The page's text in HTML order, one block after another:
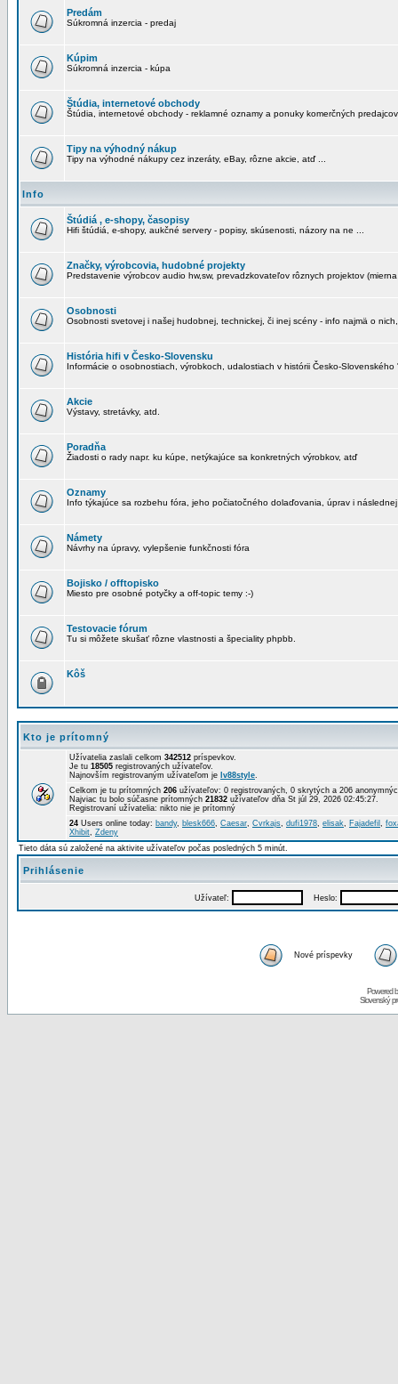
Predám
Súkromná inzercia - predaj
Kúpim
Súkromná inzercia - kúpa
Štúdia, internetové obchody
Štúdia, internetové obchody - reklamné oznamy a ponuky komerčných predajcov
Tipy na výhodný nákup
Tipy na výhodné nákupy cez inzeráty, eBay, rôzne akcie, atď ...
Info
Štúdiá , e-shopy, časopisy
Hifi štúdiá, e-shopy, aukčné servery - popisy, skúsenosti, názory na ne ...
Značky, výrobcovia, hudobné projekty
Predstavenie výrobcov audio hw,sw, prevadzkovateľov rôznych projektov
Osobnosti
Osobnosti svetovej i našej hudobnej, technickej, či inej scény - info najmä o
História hifi v Česko-Slovensku
Informácie o osobnostiach, výrobkoch, udalostiach v histórii Česko-Slovenského
Akcie
Výstavy, stretávky, atd.
Poradňa
Žiadosti o rady napr. ku kúpe, netýkajúce sa konkretných výrobkov, atď
Oznamy
Info týkajúce sa rozbehu fóra, jeho počiatočného dolaďovania, úprav i
Námety
Návrhy na úpravy, vylepšenie funkčnosti fóra
Bojisko / offtopisko
Miesto pre osobné potyčky a off-topic temy :-)
Testovacie fórum
Tu si môžete skušať rôzne vlastnosti a špeciality phpbb.
Kôš
Kto je prítomný
Užívatelia zaslali celkom 342512 príspevkov.
Je tu 18505 registrovaných užívateľov.
Najnovším registrovaným užívateľom je lv88style.
Celkom je tu prítomných 206 užívateľov: 0 registrovaných, 0 skrytých a 206
Najviac tu bolo súčasne prítomných 21832 užívateľov dňa St júl 29, 2026 02:45:27.
Registrovaní užívatelia: nikto nie je prítomný
24 Users online today: bandy, blesk666, Caesar, Cvrkajs, dufi1978, elisak, Fajadefil ,
Xhibit, Zdeny
Tieto dáta sú založené na aktivite užívateľov počas posledných 5 minút.
Prihlásenie
Užívateľ: Heslo:
Nové príspevky
Powered
Slovenský